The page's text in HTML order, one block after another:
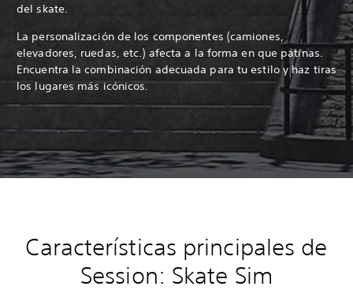
del skate.
La personalización de los componentes (camiones,
elevadores, ruedas, etc.) afecta a la forma en que patinas.
Encuentra la combinación adecuada para tu estilo y haz tiras
los lugares más icónicos.
Características principales de
Session: Skate Sim